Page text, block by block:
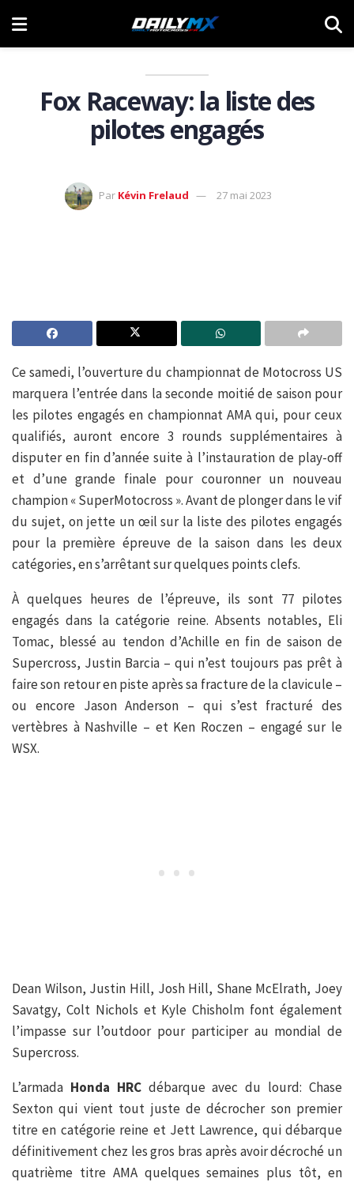
Fox Raceway: la liste des
pilotes engagés
Par Kévin Frelaud 27 mai 2023
Ce samedi, l’ouverture du championnat de Motocross US
marquera l’entrée dans la seconde moitié de saison pour
les pilotes engagés en championnat AMA qui, pour ceux
qualifiés, auront encore 3 rounds supplémentaires à
disputer en fin d’année suite à l’instauration de play-off
et d’une grande finale pour couronner un nouveau
champion « SuperMotocross ». Avant de plonger dans le vif
du sujet, on jette un œil sur la liste des pilotes engagés
pour la première épreuve de la saison dans les deux
catégories, en s’arrêtant sur quelques points clefs.
À quelques heures de l’épreuve, ils sont 77 pilotes
engagés dans la catégorie reine. Absents notables, Eli
Tomac, blessé au tendon d’Achille en fin de saison de
Supercross, Justin Barcia – qui n’est toujours pas prêt à
faire son retour en piste après sa fracture de la clavicule –
ou encore Jason Anderson – qui s’est fracturé des
vertèbres à Nashville – et Ken Roczen – engagé sur le
WSX.
Dean Wilson, Justin Hill, Josh Hill, Shane McElrath, Joey
Savatgy, Colt Nichols et Kyle Chisholm font également
l’impasse sur l’outdoor pour participer au mondial de
Supercross.
L’armada Honda HRCdébarque avec du lourd: Chase
Sexton qui vient tout juste de décrocher son premier
titre en catégorie reine et Jett Lawrence, qui débarque
définitivement chez les gros bras après avoir décroché un
quatrième titre AMA quelques semaines plus tôt, en